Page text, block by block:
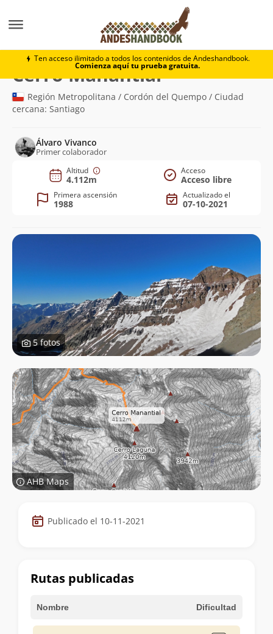
Ten acceso ilimitado a todos los contenidos de Andeshandbook.
Comienza aquí tu prueba gratuita.
Cerro Manantial
Cerro Manantial(4.112m)
Región Metropolitana / Cordón del Quempo / Ciudad
cercana: Santiago
Álvaro Vivanco
Primer colaborador
Altitud
4.112m
Acceso
Acceso libre
Primera ascensión
1988
Actualizado el
07-10-2021
5 fotos
AHB Maps
Datos
de
cumbre
Publicado el 10-11-2021
Rutas publicadas
Nombre Dificultad